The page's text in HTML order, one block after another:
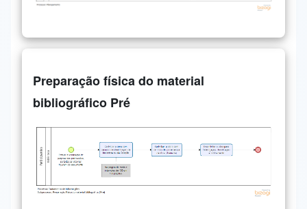
Preparação física do material
bibliográfico Pré